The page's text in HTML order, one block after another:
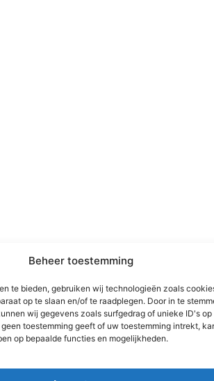
Beheer toestemming
te bieden, gebruiken wij technologieën zoals
op te slaan en/of te raadplegen. Door in te
wij gegevens zoals surfgedrag of unieke ID's op
toestemming geeft of uw toestemming intrekt,
op bepaalde functies en mogelijkheden.